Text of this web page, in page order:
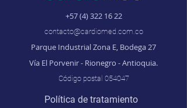
+57 (4) 322 16 22
contacto@cardiomed.com.co
Parque Industrial Zona E, Bodega 27
Vía El Porvenir - Rionegro - Antioquia.
Código postal 054047
Política de tratamiento